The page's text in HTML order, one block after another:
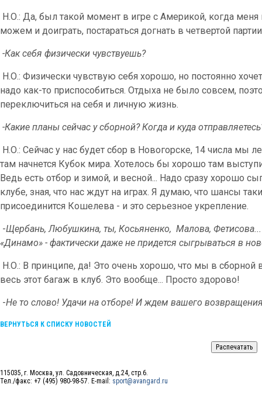
Н.О.: Да, был такой момент в игре с Америкой, когда
можем и доиграть, постараться догнать в четвертой
-Как себя физически чувствуешь?
Н.О.: Физически чувствую себя хорошо, но постоянно
надо как-то приспособиться. Отдыха не было совсем,
переключиться на себя и личную жизнь.
-Какие планы сейчас у сборной? Когда и куда
Н.О.: Сейчас у нас будет сбор в Новогорске, 14 числа мы
там начнется Кубок мира. Хотелось бы хорошо там
Ведь есть отбор и зимой, и весной... Надо сразу хорошо
клубе, зная, что нас ждут на играх. Я думаю, что шансы
присоединится Кошелева - и это серьезное укрепление.
-Щербань, Любушкина, ты, Косьяненко, Малова, Фетисова...
«Динамо» - фактически даже не придется сыгрываться в
Н.О.: В принципе, да! Это очень хорошо, что мы в
весь этот багаж в клуб. Это вообще... Просто здорово!
-Не то слово! Удачи на отборе! И ждем вашего
ВЕРНУТЬСЯ К СПИСКУ НОВОСТЕЙ
115035, г. Москва, ул. Садовническая, д.24, стр.6.
Тел./факс: +7 (495) 980-98-57. E-mail: sport@avangard.ru